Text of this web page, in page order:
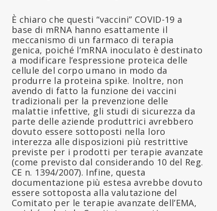
È chiaro che questi “vaccini” COVID-19 a
base di mRNA hanno esattamente il
meccanismo di un farmaco di terapia
genica, poiché l’mRNA inoculato è destinato
a modificare l’espressione proteica delle
cellule del corpo umano in modo da
produrre la proteina spike. Inoltre, non
avendo di fatto la funzione dei vaccini
tradizionali per la prevenzione delle
malattie infettive, gli studi di sicurezza da
parte delle aziende produttrici avrebbero
dovuto essere sottoposti nella loro
interezza alle disposizioni più restrittive
previste per i prodotti per terapie avanzate
(come previsto dal considerando 10 del Reg.
CE n. 1394/2007). Infine, questa
documentazione più estesa avrebbe dovuto
essere sottoposta alla valutazione del
Comitato per le terapie avanzate dell’EMA,